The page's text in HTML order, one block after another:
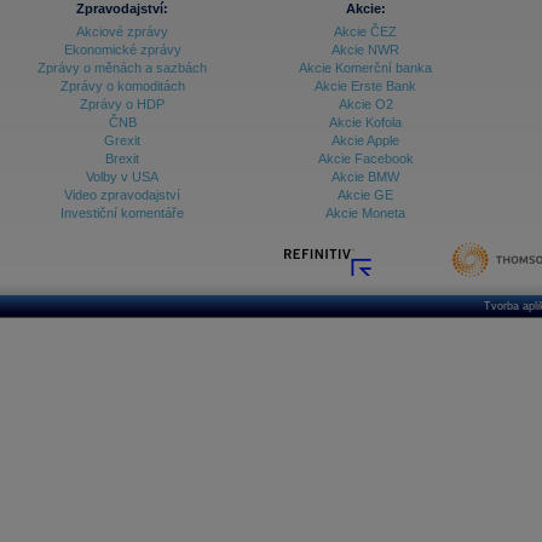
Databanka - Ceny
Databanka - Ekonomický růst
Databanka - Indexy
Databanka - Měnové kurzy
Databanka - Trh práce
Databanka - Úrokové sazby
Databanka akcie - ČR
Zpravodajství:
Akciové zprávy
Ekonomické zprávy
Zprávy o měnách a sazbách
Zprávy o komoditách
Zprávy o HDP
ČNB
Grexit
Brexit
Volby v USA
Video zpravodajství
Investiční komentáře
Akcie:
Akcie ČEZ
Akcie NWR
Akcie Komerční banka
Akcie Erste Bank
Akcie O2
Akcie Kofola
Akcie Apple
Akcie Facebook
Akcie BMW
Akcie GE
Akcie Moneta
Tvorba